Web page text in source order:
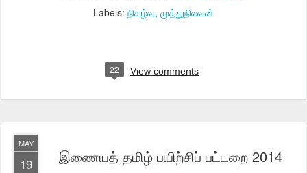
Labels: நிகழ்வு முத்துநிலவன்
22 View comments
MAY
19 இணையத் தமிழ் பயிற்சிப் பட்டறை 2014